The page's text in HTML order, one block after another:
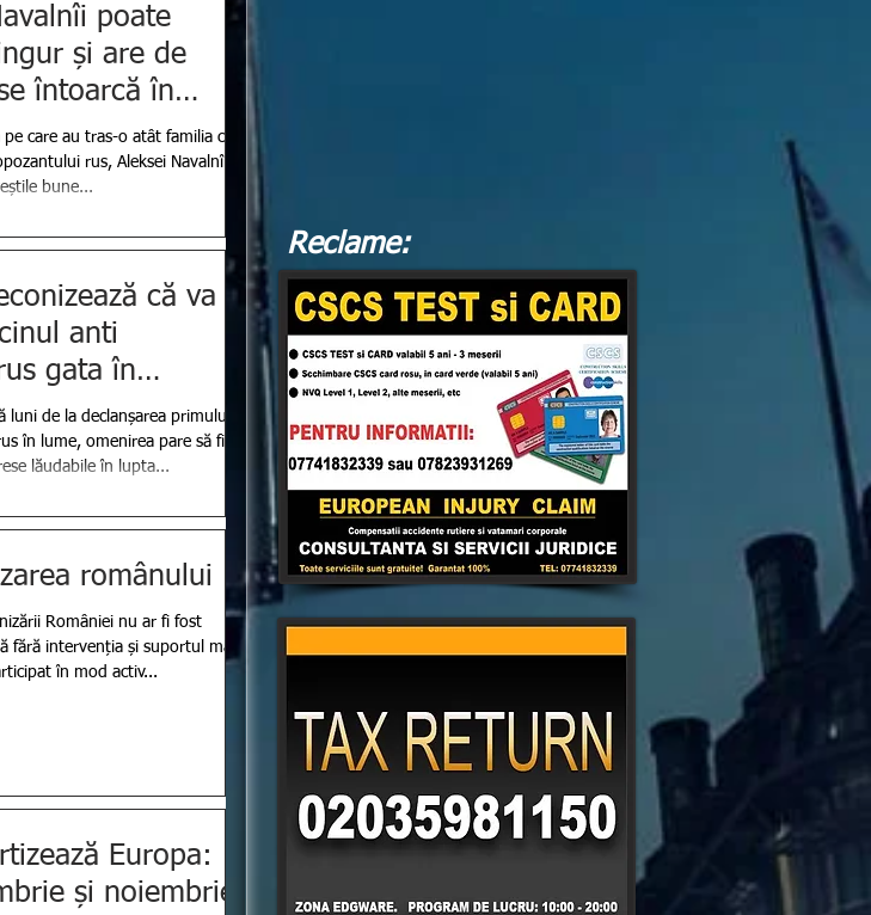
poate
și are de
întoarcă în
care au tras-o atât familia cât
rus, Aleksei Navalnîi,
bune...
că va
anti
gata în
luni de la declanșarea primului
în lume, omenirea pare să fi
lăudabile în lupta...
românului
României nu ar fi fost
fără intervenția și suportul mass
în mod activ...
Europa:
și noiembrie
Reclame: